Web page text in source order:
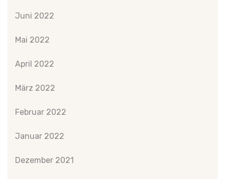
Juni 2022
Mai 2022
April 2022
März 2022
Februar 2022
Januar 2022
Dezember 2021